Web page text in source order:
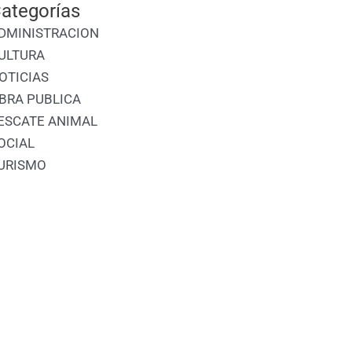
PUBLICA
ANIMAL